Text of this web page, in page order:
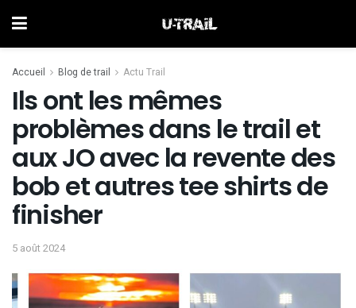
Accueil Blog de trail Actu Trail
Ils ont les mêmes
problèmes dans le trail et
aux JO avec la revente des
bob et autres tee shirts de
finisher
5 août 2024